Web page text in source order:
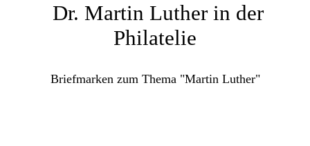
Dr. Martin Luther in der
Philatelie
Briefmarken zum Thema "Martin Luther"